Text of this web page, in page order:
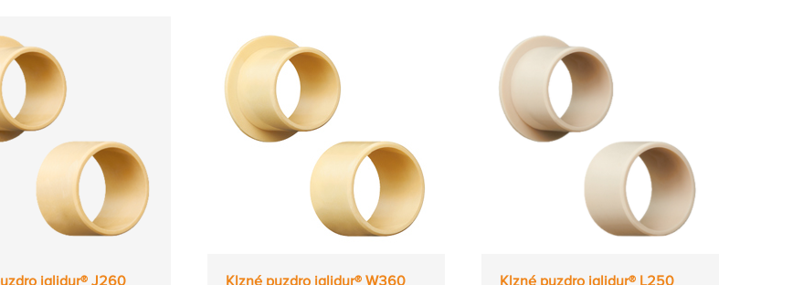
iglidur® J260 Klzné puzdro iglidur® W360 Klzné puzdro iglidur® L250